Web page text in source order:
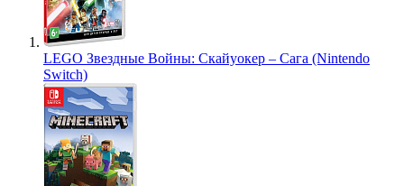
LEGO Звездные Войны: Скайуокер – Сага (Nintendo
Switch)